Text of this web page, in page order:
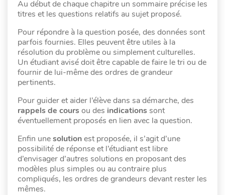
Au début de chaque chapitre un sommaire précise les
titres et les questions relatifs au sujet proposé.
Pour répondre à la question posée, des données sont
parfois fournies. Elles peuvent être utiles à la
résolution du problème ou simplement culturelles.
Un étudiant avisé doit être capable de faire le tri ou de
fournir de lui-même des ordres de grandeur
pertinents.
Pour guider et aider l’élève dans sa démarche, des
rappels de cours ou des indications sont
éventuellement proposés en lien avec la question.
Enfin unesolutionest proposée, il s’agit d’une
possibilité de réponse et l’étudiant est libre
d’envisager d’autres solutions en proposant des
modèles plus simples ou au contraire plus
compliqués, les ordres de grandeurs devant rester les
mêmes.